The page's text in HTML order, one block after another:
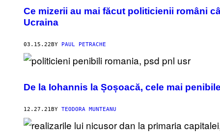
Ce mizerii au mai făcut politicienii români
Ucraina
03.15.22 BY PAUL PETRACHE
De la Iohannis la Șoșoacă, cele mai
12.27.21BY TEODORA MUNTEANU